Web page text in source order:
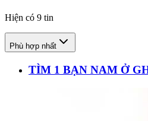
Hiện có 9 tin
Phù hợp nhất
TÌM 1 BẠN NAM Ở